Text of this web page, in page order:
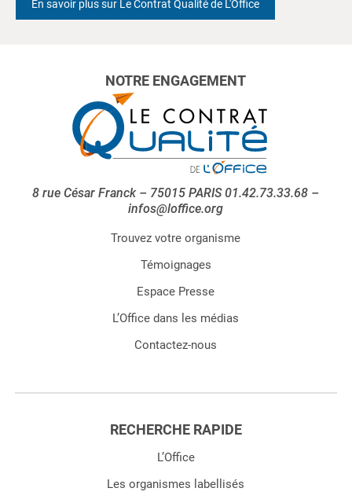
En savoir plus sur Le Contrat Qualité de L'Office
NOTRE ENGAGEMENT
8 rue César Franck – 75015 PARIS 01.42.73.33.68 –
infos@loffice.org
Trouvez votre organisme
Témoignages
Espace Presse
L’Office dans les médias
Contactez-nous
RECHERCHE RAPIDE
L’Office
Les organismes labellisés